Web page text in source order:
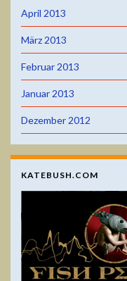
April 2013
März 2013
Februar 2013
Januar 2013
Dezember 2012
KATEBUSH.COM